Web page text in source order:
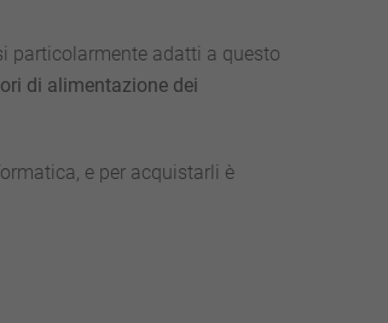
particolarmente adatti a questo
di alimentazione dei
e per acquistarli è